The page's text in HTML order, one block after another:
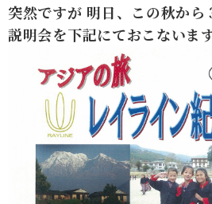
突然ですが 明日、この秋から
説明会を下記にておこないます